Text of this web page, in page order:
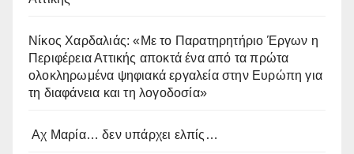
Νίκος Χαρδαλιάς: «Με το Παρατηρητήριο Έργων η
Περιφέρεια Αττικής αποκτά ένα από τα πρώτα
ολοκληρωμένα ψηφιακά εργαλεία στην Ευρώπη για
τη διαφάνεια και τη λογοδοσία»
Αχ Μαρία… δεν υπάρχει ελπίς…